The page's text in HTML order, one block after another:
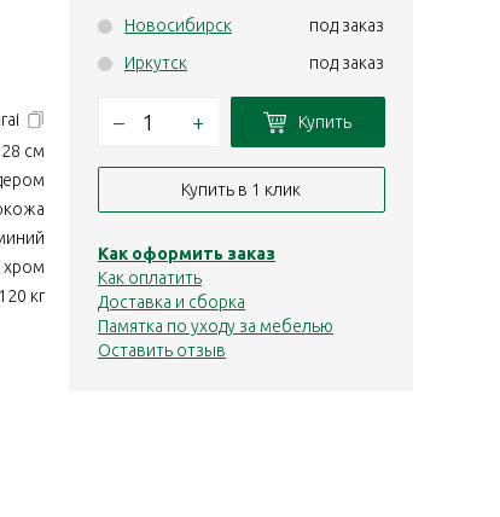
см
хром
120 кг
Новосибирск
под заказ
Иркутск
под заказ
– + Купить
Купить в 1 клик
Как оформить заказ
Как оплатить
Доставка и сборка
Памятка по уходу за мебелью
Оставить отзыв